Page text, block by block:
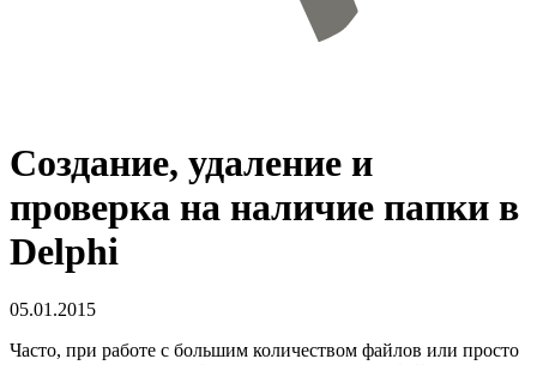
Создание, удаление и
проверка на наличие папки в
Delphi
05.01.2015
Часто, при работе с большим количеством файлов или просто